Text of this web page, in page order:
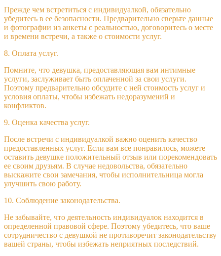
Прежде чем встретиться с индивидуалкой, обязательно
убедитесь в ее безопасности. Предварительно сверьте данные
и фотографии из анкеты с реальностью, договоритесь о месте
и времени встречи, а также о стоимости услуг.
8. Оплата услуг.
Помните, что девушка, предоставляющая вам интимные
услуги, заслуживает быть оплаченной за свои услуги.
Поэтому предварительно обсудите с ней стоимость услуг и
условия оплаты, чтобы избежать недоразумений и
конфликтов.
9. Оценка качества услуг.
После встречи с индивидуалкой важно оценить качество
предоставленных услуг. Если вам все понравилось, можете
оставить девушке положительный отзыв или порекомендовать
ее своим друзьям. В случае недовольства, обязательно
выскажите свои замечания, чтобы исполнительница могла
улучшить свою работу.
10. Соблюдение законодательства.
Не забывайте, что деятельность индивидуалок находится в
определенной правовой сфере. Поэтому убедитесь, что ваше
сотрудничество с девушкой не противоречит законодательству
вашей страны, чтобы избежать неприятных последствий.